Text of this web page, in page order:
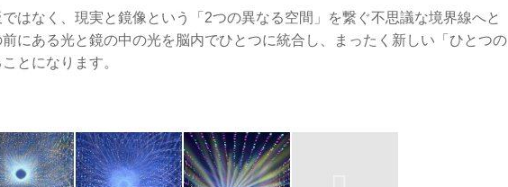
はなく、現実と鏡像という「2つの異なる空間」を繋ぐ不思議な境界線へと
にある光と鏡の中の光を脳内でひとつに統合し、まったく新しい「ひとつの
とになります。